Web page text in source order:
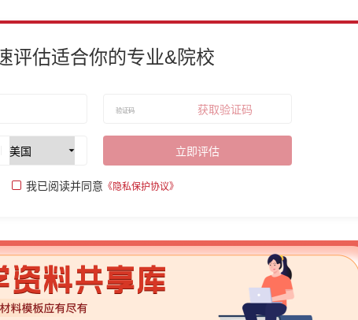
评估适合你的专业&院校
获取验证码
立即评估
我已阅读并同意 《隐私保护协议》